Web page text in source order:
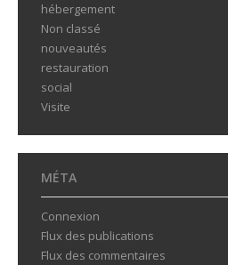
hébergement
Non classé
nouveautés
restauration
social
Visite
MÉTA
Connexion
Flux des publications
Flux des commentaires